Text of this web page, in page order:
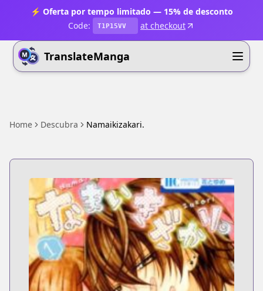
⚡ Oferta por tempo limitado — 15% de desconto
Code:
T1P15VV at checkout
TranslateManga
Home Descubra Namaikizakari.